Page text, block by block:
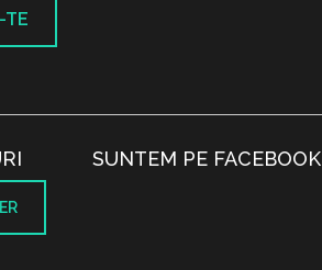
TE
SUNTEM PE FACEBOOK